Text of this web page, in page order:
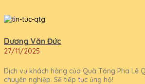
Dương Văn Đức
27/11/2025
Dịch vụ khách hàng của Quà Tặng Pha Lê
chuyên nghiệp. Sẽ tiếp tục ủng hộ!